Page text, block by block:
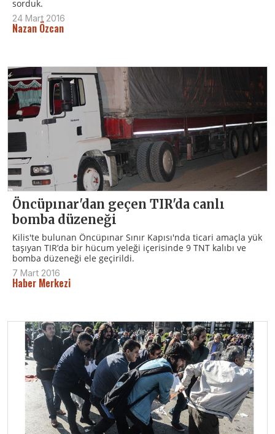
sorduk.
24 Mart 2016
Nazan Özcan
Öncüpınar'dan geçen TIR'da canlı
bomba düzeneği
Kilis'te bulunan Öncüpınar Sınır Kapısı'nda ticari amaçla yük
taşıyan TIR’da bir hücum yeleği içerisinde 9 TNT kalıbı ve
bomba düzeneği ele geçirildi.
7 Mart 2016
Haber Merkezi